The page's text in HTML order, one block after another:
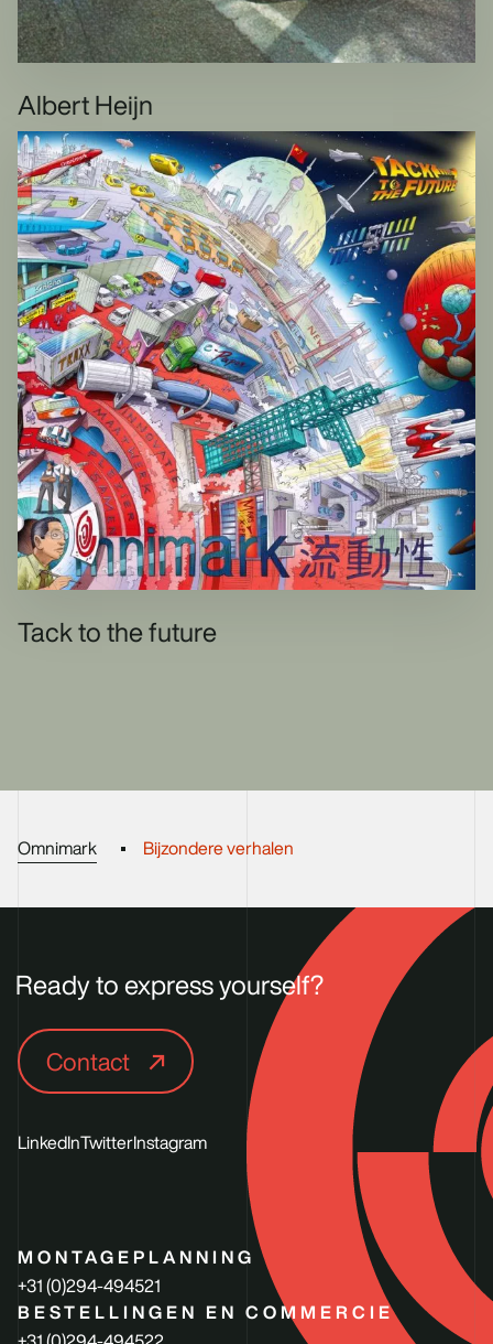
Albert Heijn
Tack to the future
Omnimark Bijzondere verhalen
Ready to express yourself?
Contact
LinkedInTwitterInstagram
MONTAGEPLANNING
+31 (0)294-494521
BESTELLINGEN EN COMMERCIE